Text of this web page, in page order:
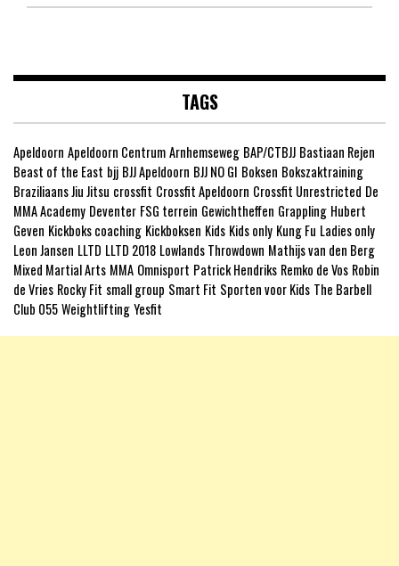
TAGS
Apeldoorn Apeldoorn CentrumArnhemseweg BAP/CTBJJ Bastiaan Rejen
Beast of the East bjj BJJ Apeldoorn BJJ NO GI Boksen Bokszaktraining
Braziliaans Jiu Jitsu crossfit Crossfit Apeldoorn Crossfit Unrestricted De
MMA Academy Deventer FSG terrein Gewichtheffen Grappling Hubert
Geven Kickboks coaching Kickboksen Kids Kids only Kung Fu Ladies only
Leon Jansen LLTD LLTD 2018 Lowlands Throwdown Mathijs van den Berg
Mixed Martial Arts MMA Omnisport Patrick Hendriks Remko de Vos Robin
de Vries Rocky Fit small group Smart Fit Sporten voor Kids The Barbell
Club 055WeightliftingYesfit